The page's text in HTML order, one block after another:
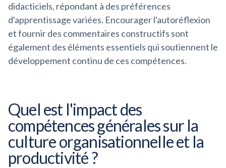
didacticiels, répondant à des préférences
d'apprentissage variées. Encourager l'autoréflexion
et fournir des commentaires constructifs sont
également des éléments essentiels qui soutiennent le
développement continu de ces compétences.
Quel est l'impact des
compétences générales sur la
culture organisationnelle et la
productivité ?